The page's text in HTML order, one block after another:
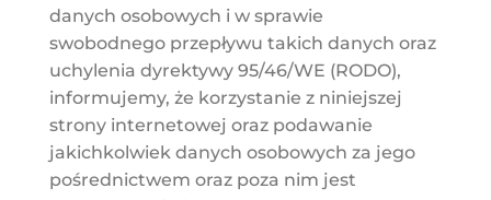
danych osobowych i w sprawie
swobodnego przepływu takich danych oraz
uchylenia dyrektywy 95/46/WE (RODO),
informujemy, że korzystanie z niniejszej
strony internetowej oraz podawanie
jakichkolwiek danych osobowych za jego
pośrednictwem oraz poza nim jest